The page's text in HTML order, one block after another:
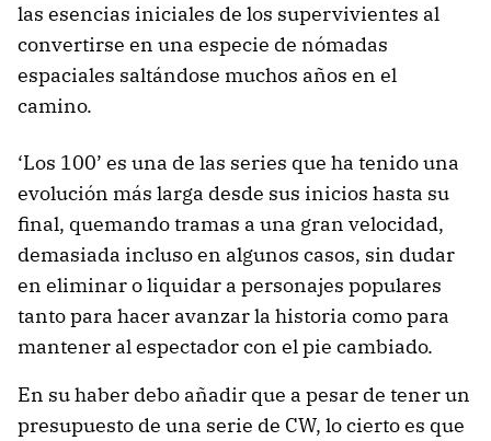
las esencias iniciales de los supervivientes al
convertirse en una especie de nómadas
espaciales saltándose muchos años en el
camino.
‘Los 100’ es una de las series que ha tenido una
evolución más larga desde sus inicios hasta su
final, quemando tramas a una gran velocidad,
demasiada incluso en algunos casos, sin dudar
en eliminar o liquidar a personajes populares
tanto para hacer avanzar la historia como para
mantener al espectador con el pie cambiado.
En su haber debo añadir que a pesar de tener un
presupuesto de una serie de CW, lo cierto es que